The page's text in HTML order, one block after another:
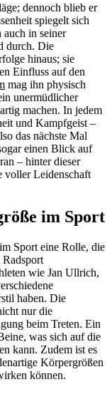
dennoch blieb er
spiegelt sich
in seiner
durch. Die
hinaus; sie
Einfluss auf den
mag ihn physisch
unermüdlicher
machen. In jedem
und Kampfgeist –
das nächste Mal
einen Blick auf
– hinter dieser
voller Leidenschaft
im Sport
Sport eine Rolle, die
wie Jan Ullrich,
haben. Die
nur die
beim Treten. Ein
was sich auf die
kann. Zudem ist es
Körpergrößen
können.